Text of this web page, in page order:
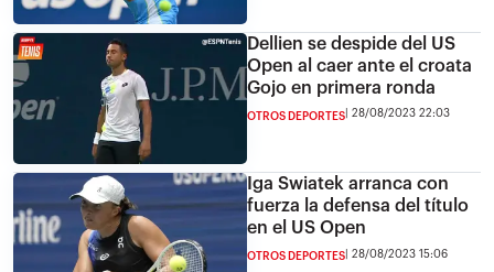
Dellien se despide del US
Open al caer ante el croata
Gojo en primera ronda
OTROS DEPORTES 28/08/2023 22:03
Iga Swiatek arranca con
fuerza la defensa del título
en el US Open
OTROS DEPORTES 28/08/2023 15:06